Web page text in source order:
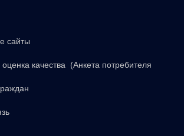
сайты
качества (Анкета потребителя